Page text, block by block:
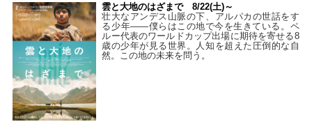
雲と大地のはざまで 8/22(土)～
壮大なアンデス山脈の下、アルパカの世話をす
る少年――僕らはこの地で今を生きている。ペ
ルー代表のワールドカップ出場に期待を寄せる8
歳の少年が見る世界。人知を超えた圧倒的な自
然。この地の未来を問う。